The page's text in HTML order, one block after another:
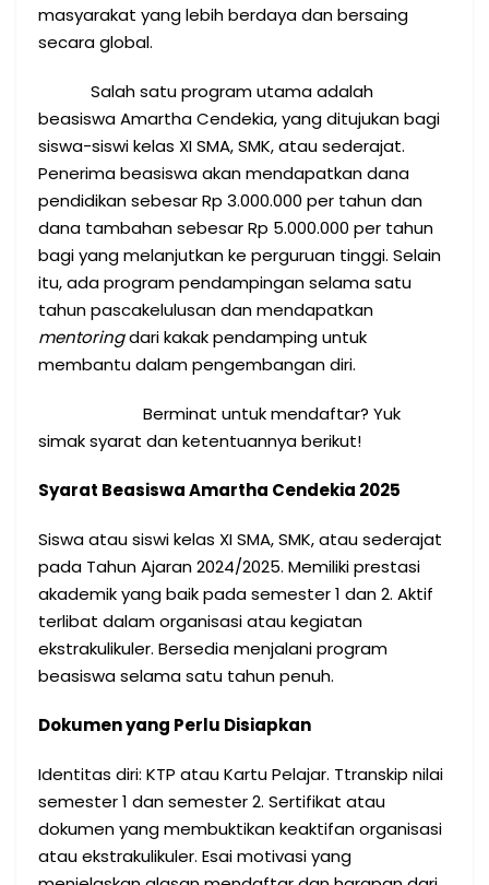
masyarakat yang lebih berdaya dan bersaing
secara global.
Salah satu program utama adalah
beasiswa Amartha Cendekia, yang ditujukan bagi
siswa-siswi kelas XI SMA, SMK, atau sederajat.
Penerima beasiswa akan mendapatkan dana
pendidikan sebesar Rp 3.000.000 per tahun dan
dana tambahan sebesar Rp 5.000.000 per tahun
bagi yang melanjutkan ke perguruan tinggi. Selain
itu, ada program pendampingan selama satu
tahun pascakelulusan dan mendapatkan
mentoringdari kakak pendamping untuk
membantu dalam pengembangan diri.
Berminat untuk mendaftar? Yuk
simak syarat dan ketentuannya berikut!
Syarat Beasiswa Amartha Cendekia 2025
Siswa atau siswi kelas XI SMA, SMK, atau sederajat
pada Tahun Ajaran 2024/2025. Memiliki prestasi
akademik yang baik pada semester 1 dan 2. Aktif
terlibat dalam organisasi atau kegiatan
ekstrakulikuler. Bersedia menjalani program
beasiswa selama satu tahun penuh.
Dokumen yang Perlu Disiapkan
Identitas diri: KTP atau Kartu Pelajar. Ttranskip nilai
semester 1 dan semester 2. Sertifikat atau
dokumen yang membuktikan keaktifan organisasi
atau ekstrakulikuler. Esai motivasi yang